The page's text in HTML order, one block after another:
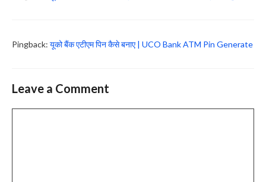
Pingback: यूको बैंक एटीएम पिन कैसे बनाए | UCO Bank ATM Pin Generate
Leave a Comment